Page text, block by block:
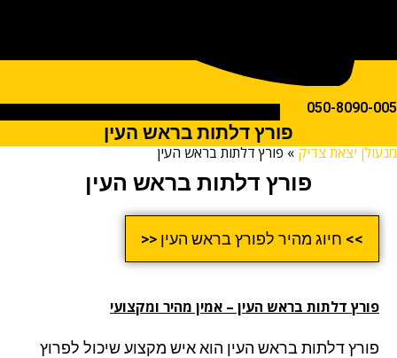
050-
פורץ דלתות בראש העין
יצאת צדיק»פורץ דלתות בראש העין
פורץ דלתות בראש העין
>> חיוג מהיר לפורץ בראש העין <<
דלתותבראש העין – אמין מהיר ומקצועי
דלתות בראש העין הוא איש מקצוע שיכול לפרוץ